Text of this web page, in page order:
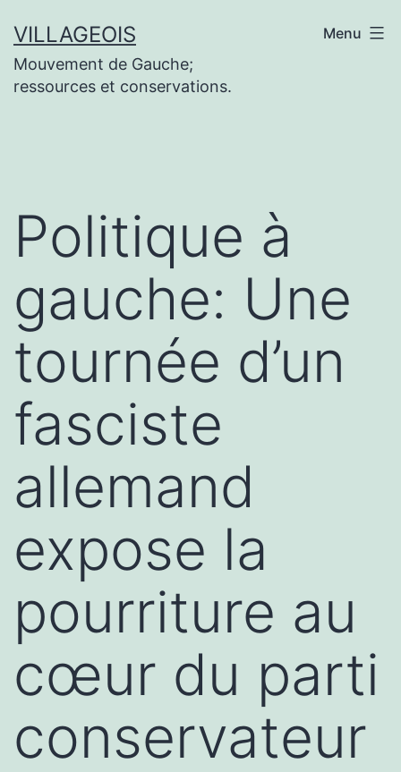
au
contenu
VILLAGEOIS
Mouvement de Gauche;
ressources et conservations.
Menu
Politique à
gauche: Une
tournée d’un
fasciste
allemand
expose la
pourriture au
cœur du parti
conservateur